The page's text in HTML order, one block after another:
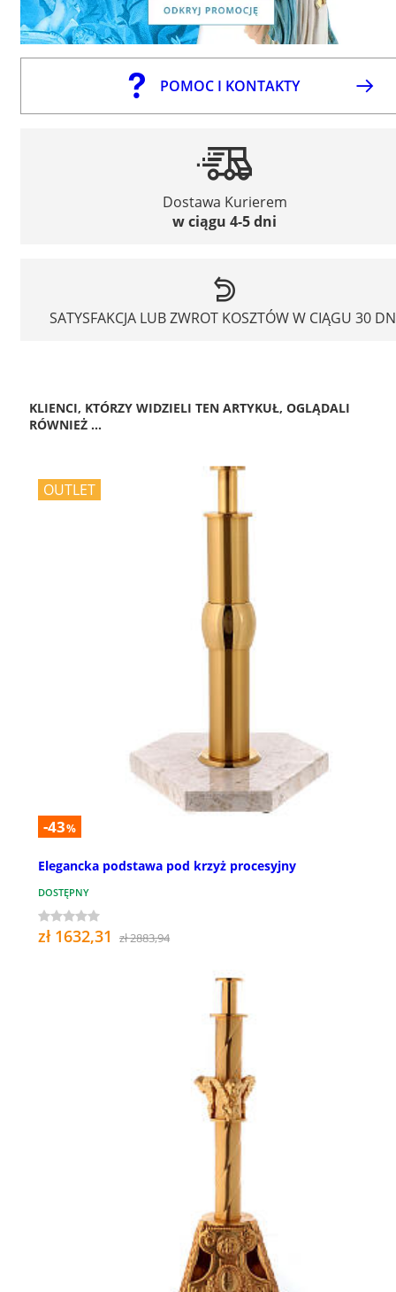
POMOC I KONTAKTY
Dostawa Kurierem
w ciągu 4-5 dni
SATYSFAKCJA LUB ZWROT KOSZTÓW W CIĄGU 30
KLIENCI, KTÓRZY WIDZIELI TEN ARTYKUŁ, OGLĄDALI
RÓWNIEŻ ...
OUTLET
-43%
Elegancka podstawa pod krzyż procesyjny
DOSTĘPNY
zł 1632,31 zł 2883,94